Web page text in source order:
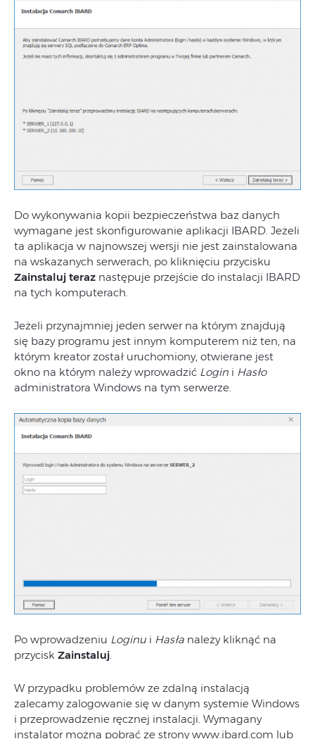
Do wykonywania kopii bezpieczeństwa baz danych
wymagane jest skonfigurowanie aplikacji IBARD. Jeżeli
ta aplikacja w najnowszej wersji nie jest zainstalowana
na wskazanych serwerach, po kliknięciu przycisku
Zainstaluj teraz następuje przejście do instalacji IBARD
na tych komputerach.
Jeżeli przynajmniej jeden serwer na którym znajdują
się bazy programu jest innym komputerem niż ten, na
którym kreator został uruchomiony, otwierane jest
okno na którym należy wprowadzić Login i Hasło
administratora Windows na tym serwerze.
Po wprowadzeniu Loginu i Hasła należy kliknąć na
przycisk Zainstaluj
W przypadku problemów ze zdalną instalacją
zalecamy zalogowanie się w danym systemie Windows
i przeprowadzenie ręcznej instalacji. Wymagany
instalator można pobrać ze strony www.ibard.com lub